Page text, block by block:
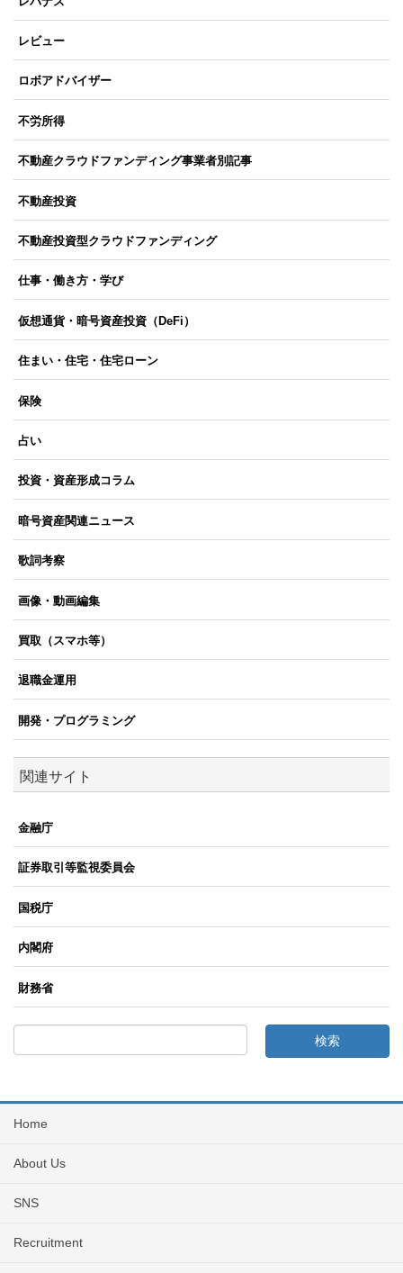
レビュー
ロボアドバイザー
不労所得
不動産クラウドファンディング事業者別記事
不動産投資
不動産投資型クラウドファンディング
仕事・働き方・学び
仮想通貨・暗号資産投資（DeFi）
住まい・住宅・住宅ローン
保険
占い
投資・資産形成コラム
暗号資産関連ニュース
歌詞考察
画像・動画編集
買取（スマホ等）
退職金運用
開発・プログラミング
関連サイト
金融庁
証券取引等監視委員会
国税庁
内閣府
財務省
Home
About Us
SNS
Recruitment